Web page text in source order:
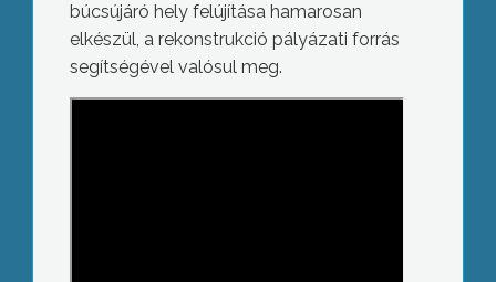
búcsújáró hely felújítása hamarosan
elkészül, a rekonstrukció pályázati forrás
segítségével valósul meg.